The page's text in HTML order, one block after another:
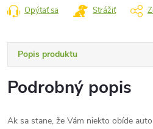
Opýtať sa Strážiť
Popis produktu
Podrobný popis
Ak sa stane, že Vám niekto obíde